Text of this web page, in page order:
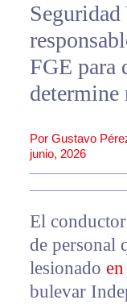
FGE para
determine
Por Gustavo
junio, 2026
El
de personal
lesionado
bulevar